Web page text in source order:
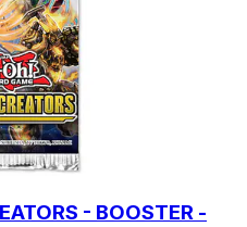
- BOOSTER -